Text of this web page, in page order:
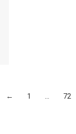
← 1 … 72